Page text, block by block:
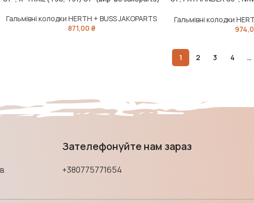
Гальмівні колодки HERTH + BUSS JAKOPARTS
871,00 ₴
Гальмівні колодки
1 2 3 4 …
Зателефонуйте нам зараз
+380775771654